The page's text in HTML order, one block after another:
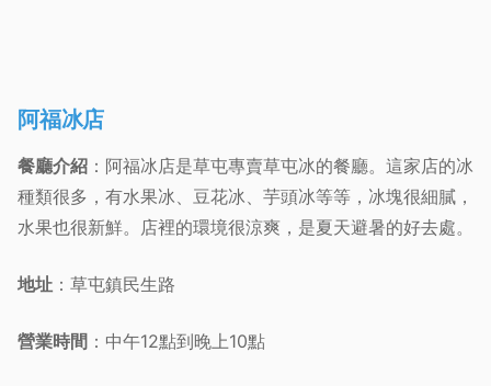
阿福冰店
餐廳介紹 ：阿福冰店是草屯專賣草屯冰的餐廳。這家店的冰
種類很多，有水果冰、豆花冰、芋頭冰等等，冰塊很細膩，
水果也很新鮮。店裡的環境很涼爽，是夏天避暑的好去處。
地址 ：草屯鎮民生路
營業時間 ：中午12點到晚上10點